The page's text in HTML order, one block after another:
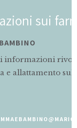
mamme in
uso dei